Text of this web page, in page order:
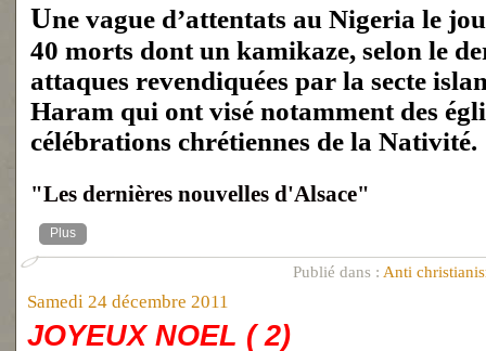
Une vague d’attentats au Nigeria le jour de Noël a fait
40 morts dont un kamikaze, selon le
attaques revendiquées par la secte
Haram qui ont visé notamment des
célébrations chrétiennes de la Nativité.
"Les dernières nouvelles d'Alsace"
Plus
Publié dans : Anti
Samedi 24 décembre 2011
JOYEUX NOEL ( 2)